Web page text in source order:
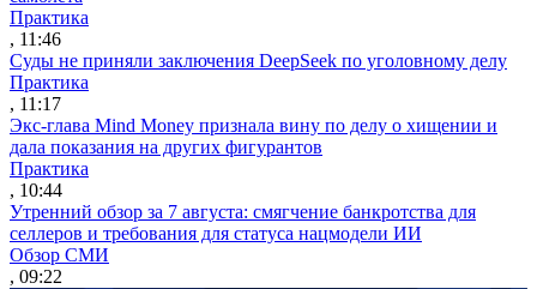
Практика
, 11:46
Суды не приняли заключения DeepSeek по уголовному делу
Практика
, 11:17
Экс-глава Mind Money признала вину по делу о хищении и
дала показания на других фигурантов
Практика
, 10:44
Утренний обзор за 7 августа: смягчение банкротства для
селлеров и требования для статуса нацмодели ИИ
Обзор СМИ
, 09:22